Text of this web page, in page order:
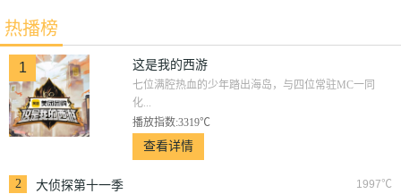
热播榜
1 这是我的西游
七位满腔热血的少年踏出海岛，与四位常驻MC一同
化...
播放指数:3319℃
查看详情
2 1997℃
大侦探第十一季